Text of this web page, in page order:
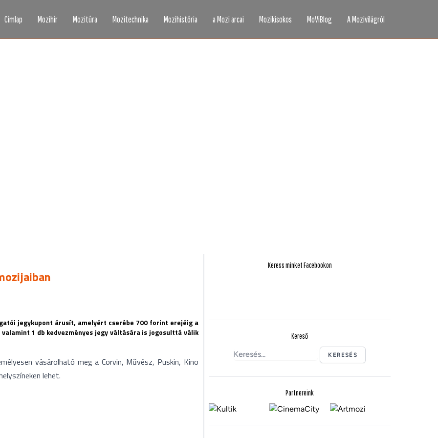
Címlap Mozihír Mozitúra Mozitechnika Mozihistória a Mozi arcai Mozikisokos MoViBlog A Mozivilágról
jegykupont árusít, amelyért cserébe 700 forint erejéig a
1 db kedvezményes jegy váltására is jogosulttá válik
vásárolható meg a Corvin, Művész, Puskin, Kino
lehet.
Keress minket Facebookon
Kereső
KERESÉS
Partnereink